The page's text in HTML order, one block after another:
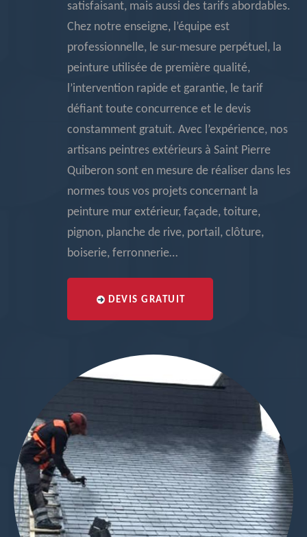
satisfaisant, mais aussi des tarifs abordables.
Chez notre enseigne, l’équipe est
professionnelle, le sur-mesure perpétuel, la
peinture utilisée de première qualité,
l’intervention rapide et garantie, le tarif
défiant toute concurrence et le devis
constamment gratuit. Avec l’expérience, nos
artisans peintres extérieurs à Saint Pierre
Quiberon sont en mesure de réaliser dans les
normes tous vos projets concernant la
peinture mur extérieur, façade, toiture,
pignon, planche de rive, portail, clôture,
boiserie, ferronnerie…
DEVIS GRATUIT